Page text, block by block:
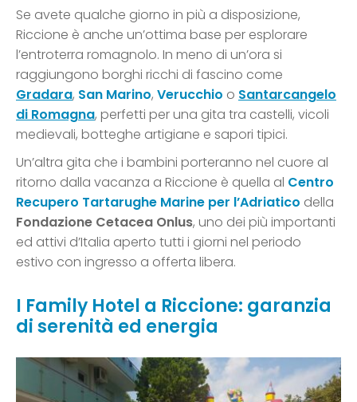
Se avete qualche giorno in più a disposizione,
Riccione è anche un’ottima base per esplorare
l’entroterra romagnolo. In meno di un’ora si
raggiungono borghi ricchi di fascino come
Gradara, San Marino, Verucchio o Santarcangelo
di Romagna, perfetti per una gita tra castelli, vicoli
medievali, botteghe artigiane e sapori tipici.
Un’altra gita che i bambini porteranno nel cuore al
ritorno dalla vacanza a Riccione è quella al Centro
Recupero Tartarughe Marine per l’Adriatico della
Fondazione Cetacea Onlus, uno dei più importanti
ed attivi d’Italia aperto tutti i giorni nel periodo
estivo con ingresso a offerta libera.
I Family Hotel a Riccione: garanzia
di serenità ed energia